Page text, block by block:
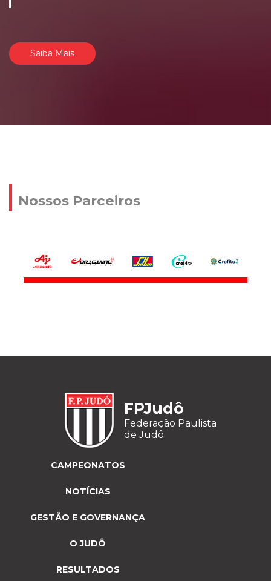
Saiba Mais
Nossos Parceiros
FPJudô
Federação Paulista
de Judô
CAMPEONATOS
NOTÍCIAS
GESTÃO E GOVERNANÇA
O JUDÔ
RESULTADOS